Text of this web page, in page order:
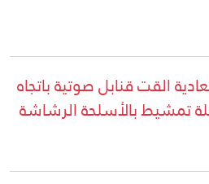
القت قنابل صوتية باتجاه
تمشيط بالأسلحة الرشاشة